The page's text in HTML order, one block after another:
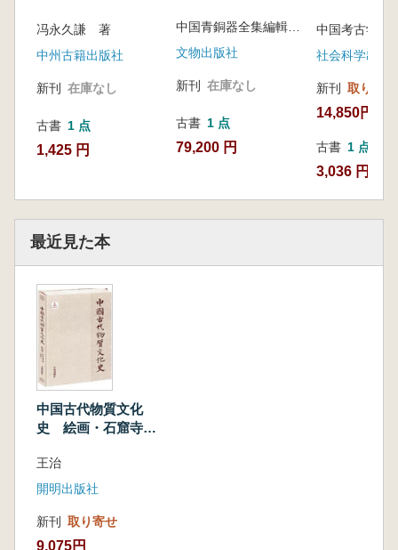
冯永久謙 著
中州古籍出版社
新刊 在庫なし
古書 1 点
1,425 円
文物出版社
新刊 在庫なし
古書 1 点
79,200 円
中国考古学会
社会科学出版
新刊 取り寄せ
14,850円
古書 1 点
3,036 円
最近見た本
中国古代物質文化
史 絵画・石窟寺壁
王治
開明出版社
新刊 取り寄せ
9,075円